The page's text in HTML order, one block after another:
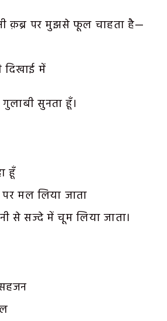
क़ब्र पर मुझसे फूल चाहता है—
दिखाई में
सुनता हूँ।
हूँ
मल लिया जाता
से सज्दे में चूम लिया जाता।